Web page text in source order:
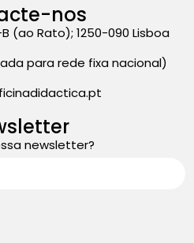
nos
(ao Rato); 1250-090 Lisboa
para rede fixa nacional)
newsletter?